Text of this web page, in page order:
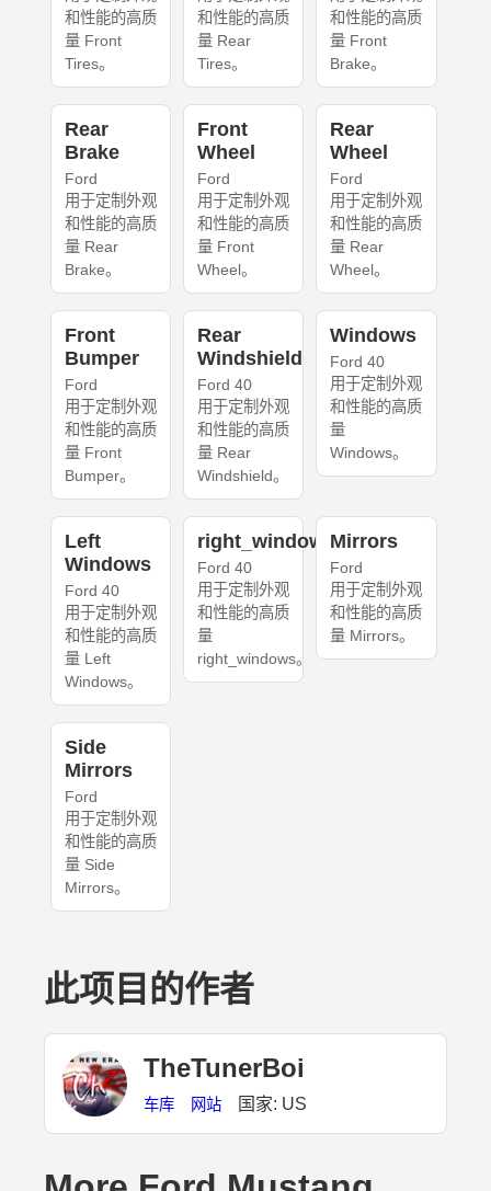
和性能的高质
量 Front
Tires。
和性能的高质
量 Rear
Tires。
和性能的高质
量 Front
Brake。
Rear
Brake
Ford
用于定制外观
和性能的高质
量 Rear
Brake。
Front
Wheel
Ford
用于定制外观
和性能的高质
量 Front
Wheel。
Rear
Wheel
Ford
用于定制外观
和性能的高质
量 Rear
Wheel。
Front
Bumper
Ford
用于定制外观
和性能的高质
量 Front
Bumper。
Rear
Windshield
Ford 40
用于定制外观
和性能的高质
量 Rear
Windshield。
Windows
Ford 40
用于定制外观
和性能的高质
量
Windows。
Left
Windows
Ford 40
用于定制外观
和性能的高质
量 Left
Windows。
right_windows
Ford 40
用于定制外观
和性能的高质
量
right_windows。
Mirrors
Ford
用于定制外观
和性能的高质
量 Mirrors。
Side
Mirrors
Ford
用于定制外观
和性能的高质
量 Side
Mirrors。
此项目的作者
TheTunerBoi
车库 网站 国家: US